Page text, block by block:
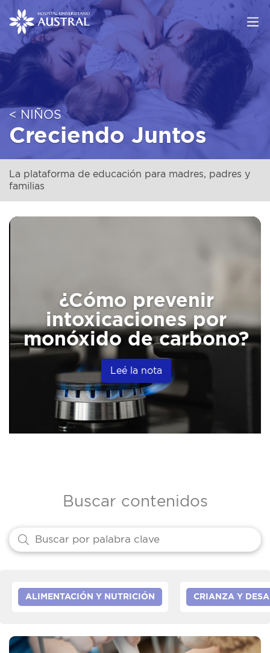
< NIÑOS
Creciendo Juntos
La plataforma de educación para madres, padres y
familias
¿Cómo prevenir
intoxicaciones por
monóxido de carbono?
Leé la nota
Buscar contenidos
ALIMENTACIÓN Y NUTRICIÓN CRIANZA Y